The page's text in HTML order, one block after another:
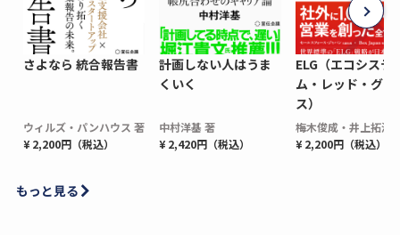
さよなら 統合報告書
ウィルズ・パンハウス 著
¥ 2,200円（税込）
計画しない人はうま
くいく
中村洋基 著
¥ 2,420円（税込）
ELG（エコシステ
ム・レッド・グロ
ス）
梅木俊成・井上拓海
¥ 2,200円（税込）
もっと見る